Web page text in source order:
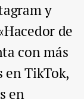
y
de
con más
en TikTok,
en